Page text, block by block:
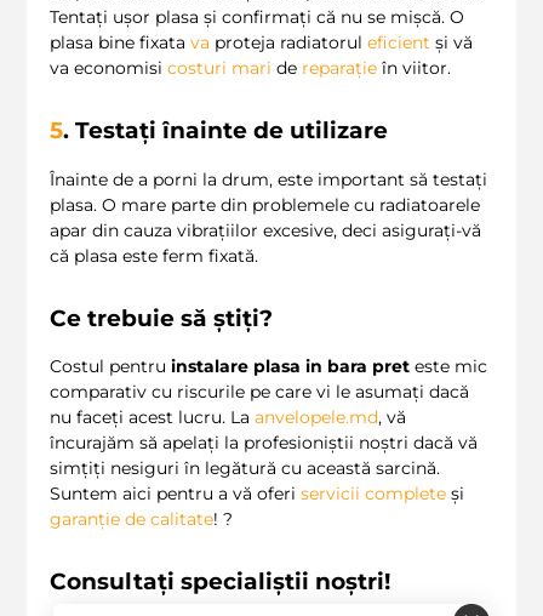
Tentați ușor plasa și confirmați că nu se mișcă. O
plasa bine fixata va proteja radiatorul eficient și vă
va economisi costuri mari de reparație în viitor.
5. Testați înainte de utilizare
Înainte de a porni la drum, este important să testați
plasa. O mare parte din problemele cu radiatoarele
apar din cauza vibrațiilor excesive, deci asigurați-vă
că plasa este ferm fixată.
Ce trebuie să știți?
Costul pentru instalare plasa in bara pret este mic
comparativ cu riscurile pe care vi le asumați dacă
nu faceți acest lucru. La anvelopele.md, vă
încurajăm să apelați la profesioniștii noștri dacă vă
simțiți nesiguri în legătură cu această sarcină.
Suntem aici pentru a vă oferi servicii complete și
garanție de calitate! ?
Consultați specialiștii noștri!